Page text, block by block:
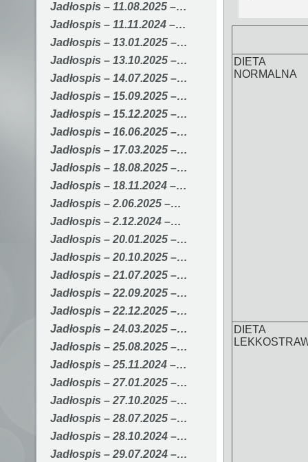
Jadłospis – 11.08.2025 –…
Jadłospis – 11.11.2024 –…
Jadłospis – 13.01.2025 –…
Jadłospis – 13.10.2025 –…
Jadłospis – 14.07.2025 –…
Jadłospis – 15.09.2025 –…
Jadłospis – 15.12.2025 –…
Jadłospis – 16.06.2025 –…
Jadłospis – 17.03.2025 –…
Jadłospis – 18.08.2025 –…
Jadłospis – 18.11.2024 –…
Jadłospis – 2.06.2025 –…
Jadłospis – 2.12.2024 –…
Jadłospis – 20.01.2025 –…
Jadłospis – 20.10.2025 –…
Jadłospis – 21.07.2025 –…
Jadłospis – 22.09.2025 –…
Jadłospis – 22.12.2025 –…
Jadłospis – 24.03.2025 –…
Jadłospis – 25.08.2025 –…
Jadłospis – 25.11.2024 –…
Jadłospis – 27.01.2025 –…
Jadłospis – 27.10.2025 –…
Jadłospis – 28.07.2025 –…
Jadłospis – 28.10.2024 –…
Jadłospis – 29.07.2024 –…
DIETA
NORMALNA
DIETA